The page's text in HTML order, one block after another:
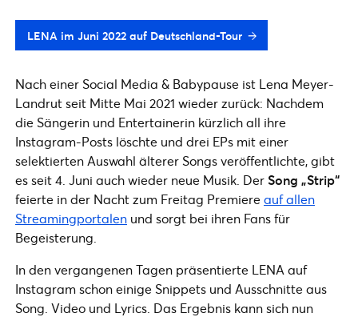
LENA im Juni 2022 auf Deutschland-Tour
Nach einer Social Media & Babypause ist Lena Meyer-
Landrut seit Mitte Mai 2021 wieder zurück: Nachdem
die Sängerin und Entertainerin kürzlich all ihre
Instagram-Posts löschte und drei EPs mit einer
selektierten Auswahl älterer Songs veröffentlichte, gibt
es seit 4. Juni auch wieder neue Musik. Der Song „Strip“
feierte in der Nacht zum Freitag Premiereauf allen
Streamingportalen und sorgt bei ihren Fans für
Begeisterung.
In den vergangenen Tagen präsentierte LENA auf
Instagram schon einige Snippets und Ausschnitte aus
Song. Video und Lyrics. Das Ergebnis kann sich nun